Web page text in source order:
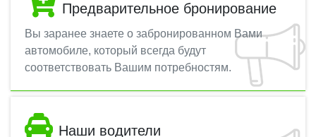
Предварительное бронирование
Вы заранее знаете о забронированном Вами
автомобиле, который всегда будут
соответствовать Вашим потребностям.
Наши водители